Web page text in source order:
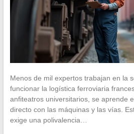
Menos de mil expertos trabajan en la
funcionar la logística ferroviaria
anfiteatros universitarios, se aprende
directo con las máquinas y las vías.
exige una polivalencia…